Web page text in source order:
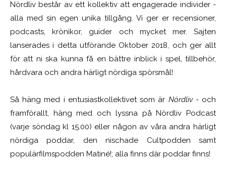
Nördliv består av ett kollektiv att engagerade individer -
alla med sin egen unika tillgång. Vi ger er recensioner,
podcasts, krönikor, guider och mycket mer. Sajten
lanserades i detta utförande Oktober 2018, och ger allt
för att ni ska kunna få en bättre inblick i spel, tillbehör,
hårdvara och andra härligt nördiga spörsmål!
Så häng med i entusiastkollektivet som är Nördliv- och
framförallt, häng med och lyssna på Nördliv Podcast
(varje söndag kl 15.00) eller någon av våra andra härligt
nördiga poddar, den nischade Cultpodden samt
populärfilmspodden Matiné!; alla finns där poddar finns!